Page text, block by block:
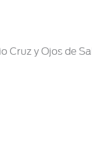
Cruz y Ojos de